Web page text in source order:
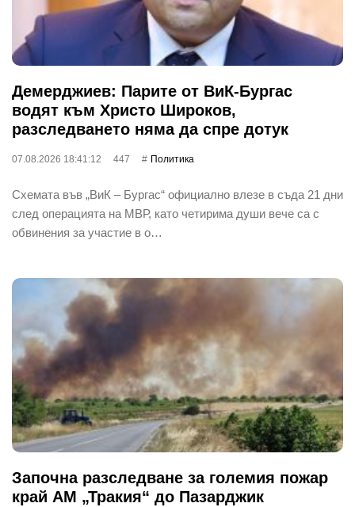
Демерджиев: Парите от ВиК-Бургас
водят към Христо Широков,
разследването няма да спре дотук
07.08.2026 18:41:12 447 Политика
Схемата във „ВиК – Бургас“ официално влезе в съда 21 дни
след операцията на МВР, като четирима души вече са с
обвинения за участие в о…
Започна разследване за големия пожар
край АМ „Тракия“ до Пазарджик